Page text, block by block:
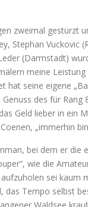
zweimal gestürzt
Stephan Vuckovic
(Darmstadt)
meine
hat seine eigene
des für
Geld lieber in ein
„immerhin
bei dem er
wie die
sei kaum
Tempo selbst